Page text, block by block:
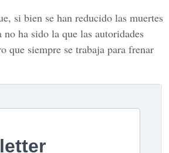
si bien se han reducido las muertes
no ha sido la que las autoridades
que siempre se trabaja para frenar